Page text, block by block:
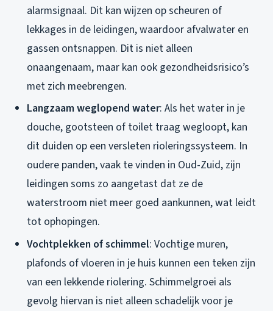
alarmsignaal. Dit kan wijzen op scheuren of
lekkages in de leidingen, waardoor afvalwater en
gassen ontsnappen. Dit is niet alleen
onaangenaam, maar kan ook gezondheidsrisico’s
met zich meebrengen.
Langzaam weglopend water: Als het water in je
douche, gootsteen of toilet traag wegloopt, kan
dit duiden op een versleten rioleringssysteem. In
oudere panden, vaak te vinden in Oud-Zuid, zijn
leidingen soms zo aangetast dat ze de
waterstroom niet meer goed aankunnen, wat leidt
tot ophopingen.
Vochtplekken of schimmel: Vochtige muren,
plafonds of vloeren in je huis kunnen een teken zijn
van een lekkende riolering. Schimmelgroei als
gevolg hiervan is niet alleen schadelijk voor je